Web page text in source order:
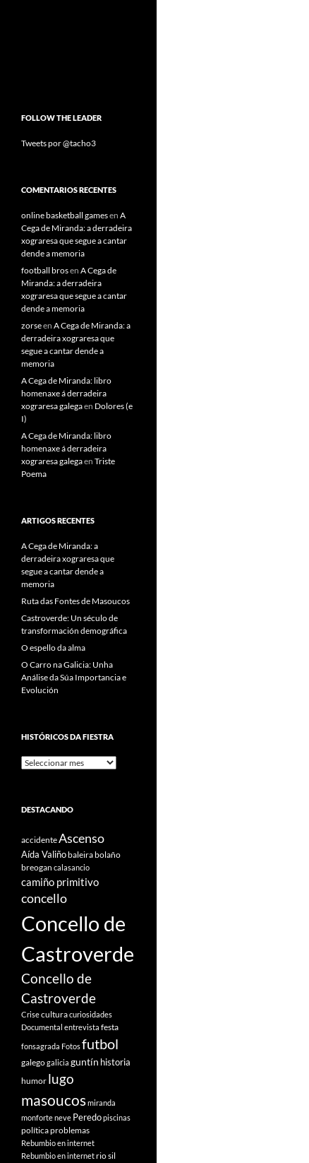
FOLLOW THE LEADER
Tweets por @tacho3
COMENTARIOS RECENTES
online basketball gamesen A
Cega de Miranda: a derradeira
xograresa que segue a cantar
dende a memoria
football brosen A Cega de
Miranda: a derradeira
xograresa que segue a cantar
dende a memoria
zorseen A Cega de Miranda: a
derradeira xograresa que
segue a cantar dende a
memoria
A Cega de Miranda: libro
homenaxe á derradeira
xograresa galegaen Dolores (e
I)
A Cega de Miranda: libro
homenaxe á derradeira
xograresa galegaen Triste
Poema
ARTIGOS RECENTES
A Cega de Miranda: a
derradeira xograresa que
segue a cantar dende a
memoria
Ruta das Fontes de Masoucos
Castroverde: Un século de
transformación demográfica
O espello da alma
O Carro na Galicia: Unha
Análise da Súa Importancia e
Evolución
HISTÓRICOS DA FIESTRA
Históricos
DESTACANDO
accidenteAscenso
Aída Valiñobaleirabolaño
breogan calasancio
camiño primitivo
concello
Concello de
Castroverde
Concello de
Castroverde
Criseculturacuriosidades
Documental entrevista festa
fonsagrada Fotosfutbol
galegogalicia guntín historia
humor lugo
masoucosmiranda
monforteneve Peredopiscinas
políticaproblemas
Rebumbio en internet
Rebumbio en internetrio sil